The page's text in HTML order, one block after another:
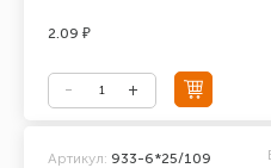
2.09 ₽
Артикул: 933-6*25/109